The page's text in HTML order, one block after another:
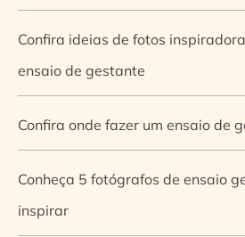
Confira ideias de fotos
ensaio de gestante
Confira onde fazer um ensaio de
Conheça 5 fotógrafos de ensaio
inspirar